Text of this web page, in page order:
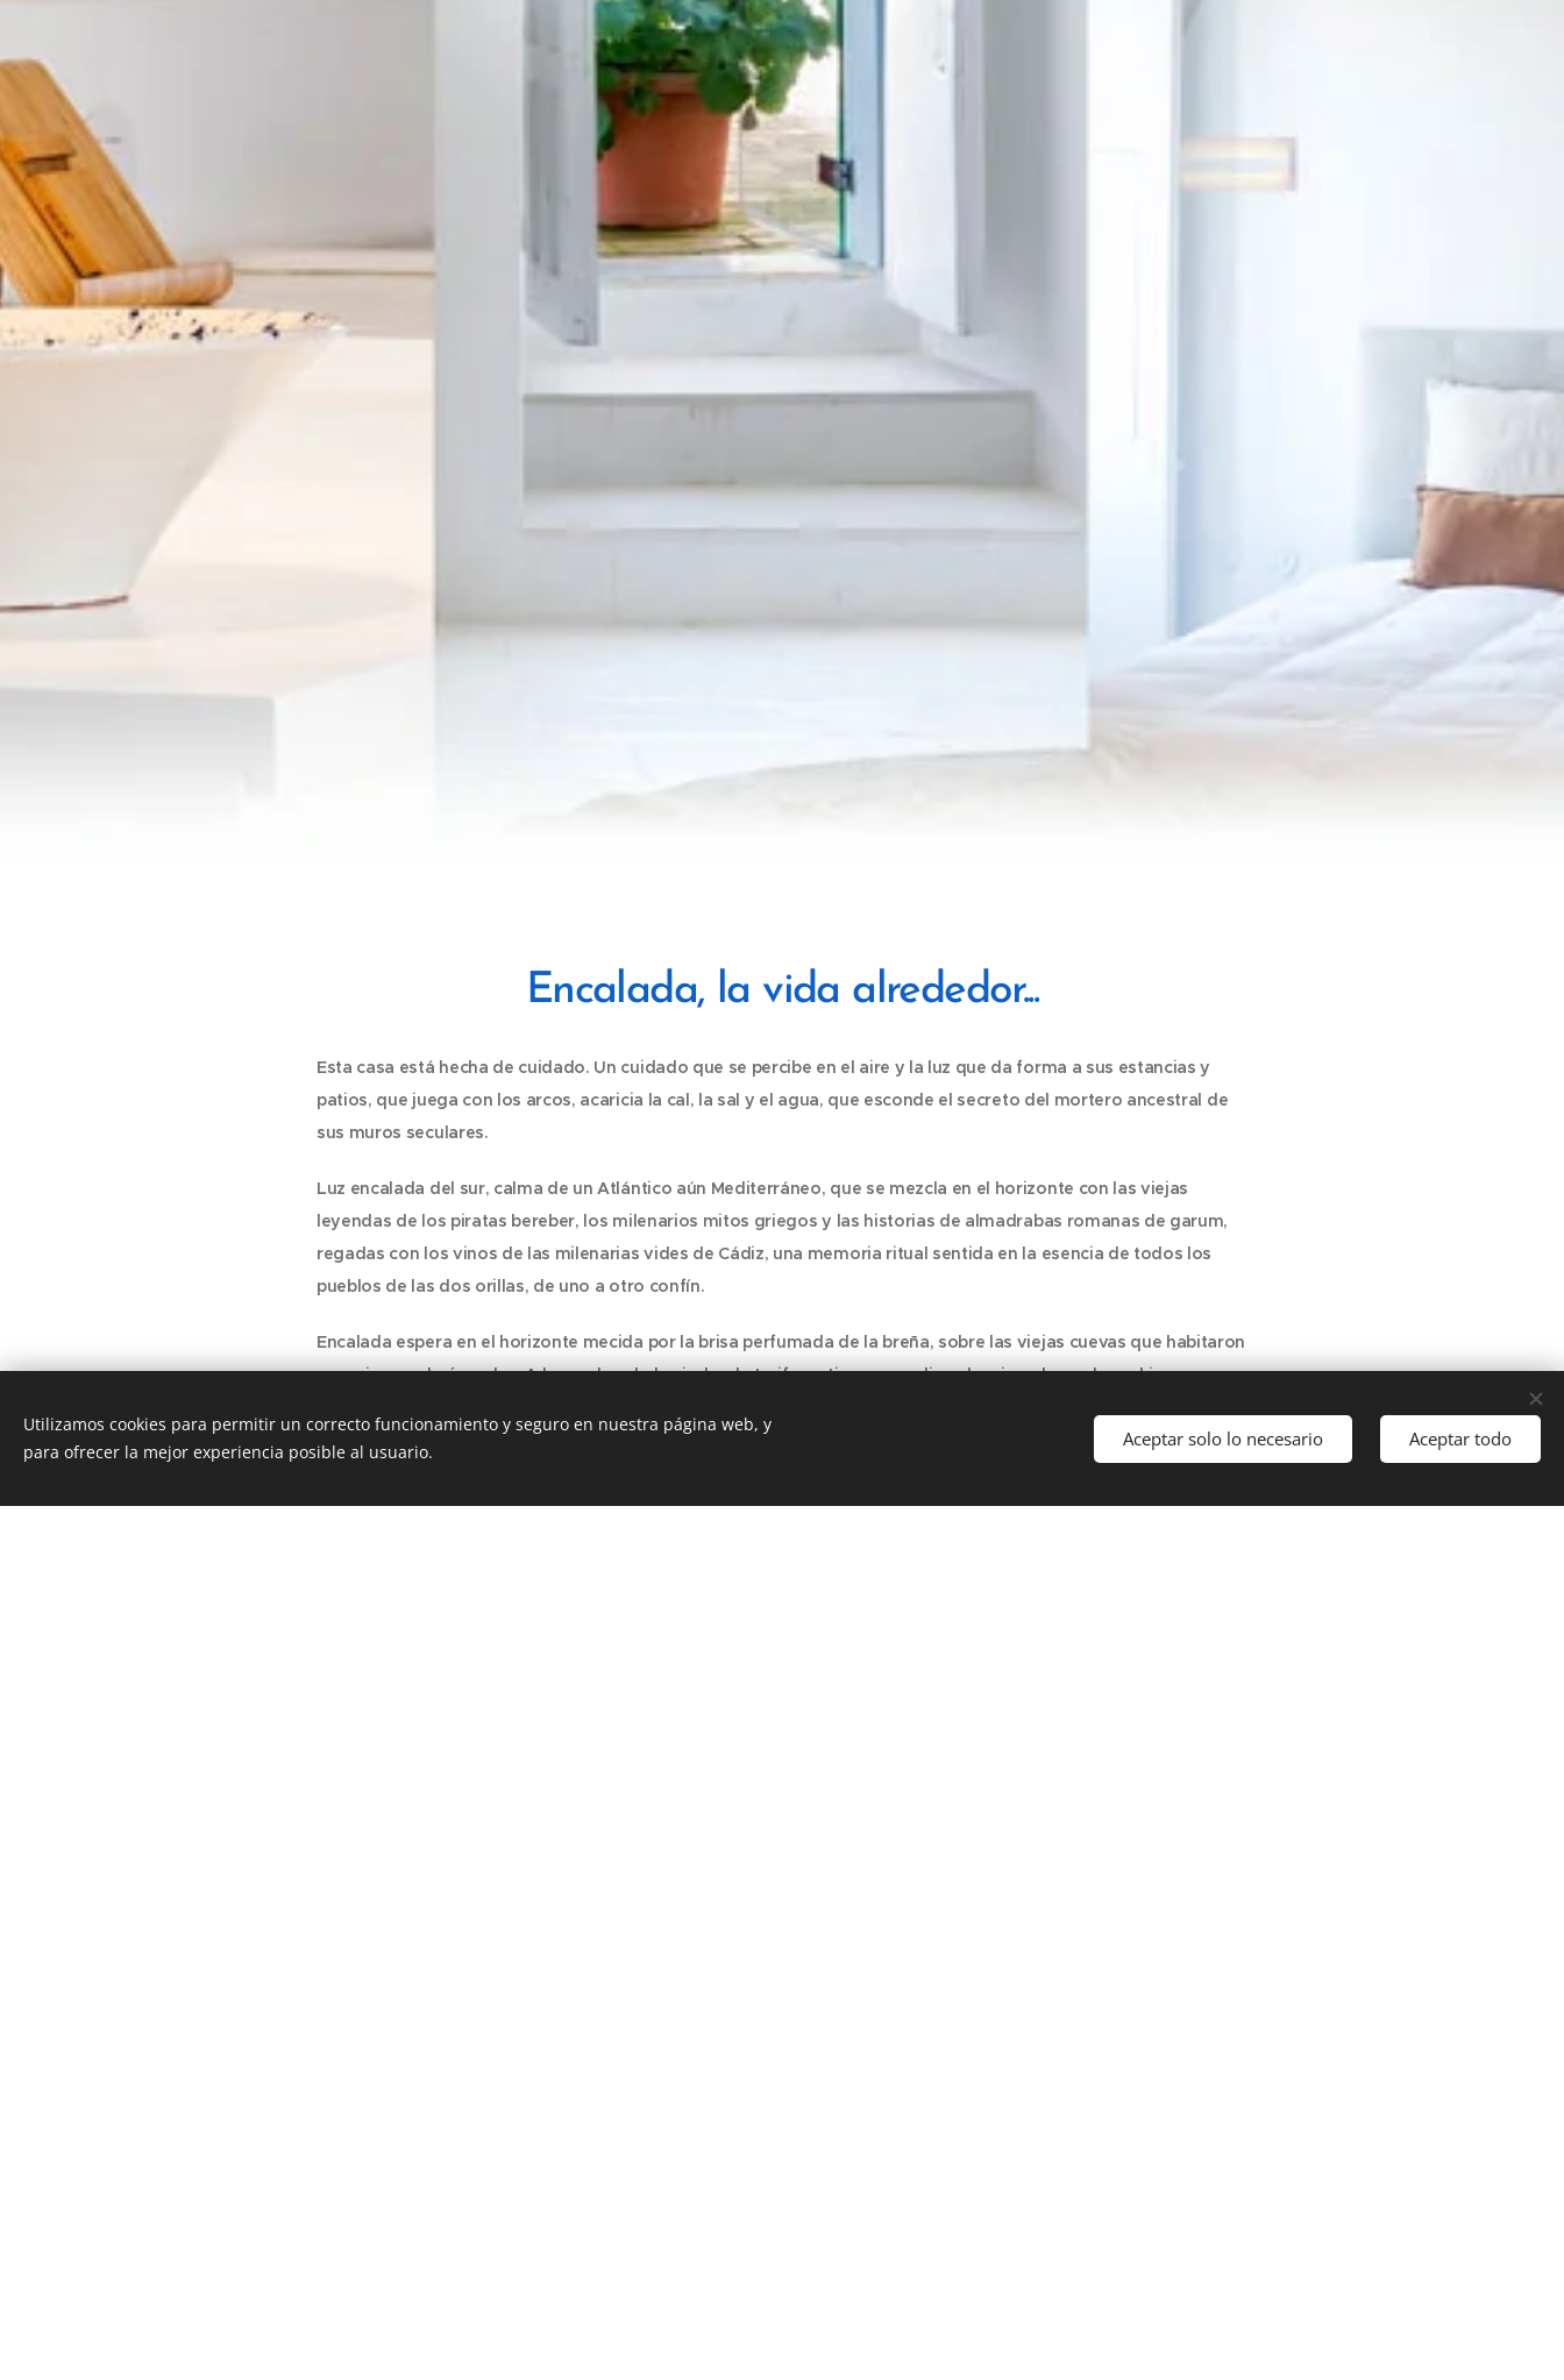
Encalada, la vida alrededor...
Esta casa está hecha de cuidado. Un cuidado que se percibe en el aire y la luz que da forma a sus estancias y
patios, que juega con los arcos, acaricia la cal, la sal y el agua, que esconde el secreto del mortero ancestral de
sus muros seculares.
Luz encalada del sur, calma de un Atlántico aún Mediterráneo, que se mezcla en el horizonte con las viejas
leyendas de los piratas bereber, los milenarios mitos griegos y las historias de almadrabas romanas de garum,
regadas con los vinos de las milenarias vides de Cádiz, una memoria ritual sentida en la esencia de todos los
pueblos de las dos orillas, de uno a otro confín.
Encalada espera en el horizonte mecida por la brisa perfumada de la breña, sobre las viejas cuevas que habitaron
sus primeros huéspedes. A la sombra de la piedra de tarifa, ostionera y caliza, despiezada por las sabias y
Y con encalada, la vida alrededor...
Utilizamos cookies para permitir un correcto funcionamiento y seguro en nuestra página web, y
para ofrecer la mejor experiencia posible al usuario.
Aceptar solo lo necesario Aceptar todo